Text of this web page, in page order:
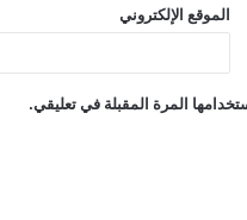
الموقع الإلكتروني
المرة المقبلة في تعليقي.